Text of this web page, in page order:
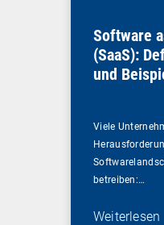
Software
(SaaS):
und
Viele
betreiben:…
Weiterlesen